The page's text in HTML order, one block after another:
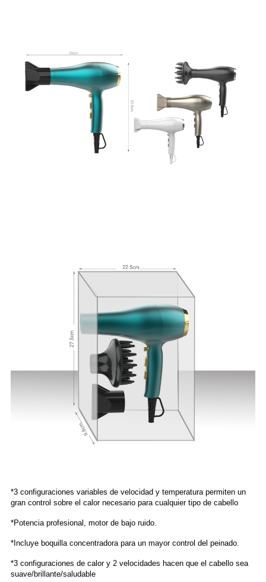
*3 configuraciones variables de velocidad y temperatura permiten un
gran control sobre el calor necesario para cualquier tipo de cabello
*Potencia profesional, motor de bajo ruido.
*Incluye boquilla concentradora para un mayor control del peinado.
*3 configuraciones de calor y 2 velocidades hacen que el cabello sea
suave/brillante/saludable